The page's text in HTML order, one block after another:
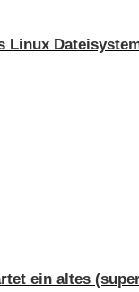
Linux
ein altes